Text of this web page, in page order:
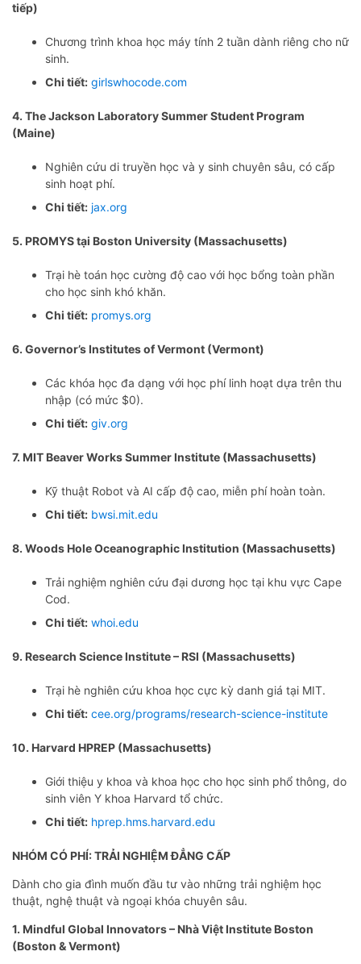
tiếp)
Chương trình khoa học máy tính 2 tuần dành riêng cho nữ
sinh.
Chi tiết: girlswhocode.com
4. The Jackson Laboratory Summer Student Program
(Maine)
Nghiên cứu di truyền học và y sinh chuyên sâu, có cấp
sinh hoạt phí.
Chi tiết: jax.org
5. PROMYS tại Boston University (Massachusetts)
Trại hè toán học cường độ cao với học bổng toàn phần
cho học sinh khó khăn.
Chi tiết: promys.org
6. Governor’s Institutes of Vermont (Vermont)
Các khóa học đa dạng với học phí linh hoạt dựa trên thu
nhập (có mức $0).
Chi tiết: giv.org
7. MIT Beaver Works Summer Institute (Massachusetts)
Kỹ thuật Robot và AI cấp độ cao, miễn phí hoàn toàn.
Chi tiết: bwsi.mit.edu
8. Woods Hole Oceanographic Institution (Massachusetts)
Trải nghiệm nghiên cứu đại dương học tại khu vực Cape
Cod.
Chi tiết: whoi.edu
9. Research Science Institute – RSI (Massachusetts)
Trại hè nghiên cứu khoa học cực kỳ danh giá tại MIT.
Chi tiết: cee.org/programs/research-science-institute
10. Harvard HPREP (Massachusetts)
Giới thiệu y khoa và khoa học cho học sinh phổ thông, do
sinh viên Y khoa Harvard tổ chức.
Chi tiết: hprep.hms.harvard.edu
NHÓM CÓ PHÍ: TRẢI NGHIỆM ĐẲNG CẤP
Dành cho gia đình muốn đầu tư vào những trải nghiệm học
thuật, nghệ thuật và ngoại khóa chuyên sâu.
1. Mindful Global Innovators – Nhà Việt Institute Boston
(Boston & Vermont)